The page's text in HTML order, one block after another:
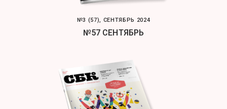
№3 (57), СЕНТЯБРЬ 2024
№57 СЕНТЯБРЬ